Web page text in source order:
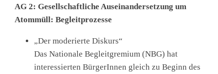
AG 2: Gesellschaftliche Auseinandersetzung um
Atommüll: Begleitprozesse
„Der moderierte Diskurs“
Das Nationale Begleitgremium (NBG) hat
interessierten BürgerInnen gleich zu Beginn des